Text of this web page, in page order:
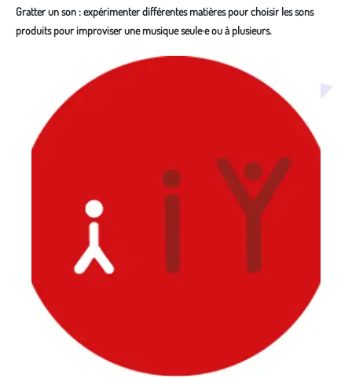
Gratter un son : expérimenter différentes matières pour choisir les sons
produits pour improviser une musique seule·e ou à plusieurs.